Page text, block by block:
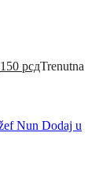
150 рсдTrenutna
Dodaj u